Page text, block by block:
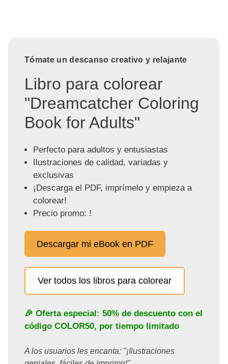
Tómate un descanso creativo y relajante
Libro para colorear
"Dreamcatcher Coloring
Book for Adults"
Perfecto para adultos y entusiastas
Ilustraciones de calidad, variadas y
exclusivas
¡Descarga el PDF, imprímelo y empieza a
colorear!
Precio promo: !
Descargar mi eBook en PDF
Ver todos los libros para colorear
🎉 Oferta especial: 50% de descuento con el
código COLOR50, por tiempo limitado
A los usuarios les encanta: "¡Ilustraciones